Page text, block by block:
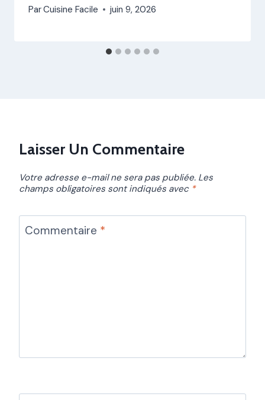
ParCuisine Facile juin 9, 2026
Laisser Un Commentaire
Votre adresse e-mail ne sera pas publiée. Les
champs obligatoires sont indiqués avec *
Commentaire *